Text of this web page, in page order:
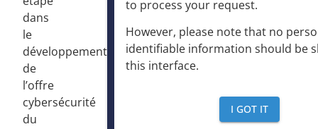
dans
le
développement
de
l’offre
cybersécurité
du
to process your request.
However, please note that no
identifiable information should be
this interface.
I GOT IT